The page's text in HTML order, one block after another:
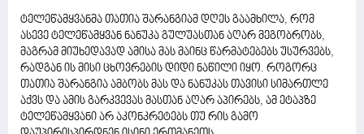
ტელეწამყვანმა თათია შარანგიამ დღეს გაამხილა, რომ
ასევე ტელეწამყვან ნანუკა გულუასთან აღარ მეგობრობს,
მაგრამ მიუხედავად ამისა მას მაინც წარმატებებს უსურვებს,
რადგან ის მისი ცხოვრების დიდი ნაწილი იყო. როგორც
თათია შარანგია ამბობს მას და ნანუკას თავისი სიმართლე
აქვს და ამის გარკვევას მასთან აღარ აპირებს, ამ ეტაპზე
ტელეწამყვანი არ აკონკრეტებს თუ რის გამო